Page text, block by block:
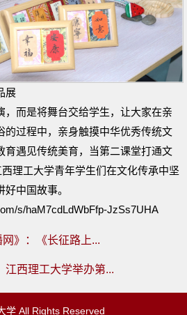
展‍
，而是将舞台交给学生，让大家在亲
的过程中，亲身触摸中华优秀传统文
育遇见传统美育，当第二课堂打通文
西理工大学青年学生们在文化传承中坚
中国故事。
s/haM7cdLdWbFfp-JzSs7UHA
网》：《长征路上...
江西理工大学举办第...
学 All Rights Reserved